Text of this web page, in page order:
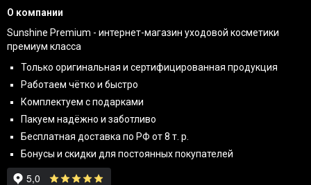
О компании
Sunshine Premium - интернет-магазин уходовой косметики
премиум класса
Только оригинальная и сертифицированная продукция
Работаем чётко и быстро
Комплектуем с подарками
Пакуем надёжно и заботливо
Бесплатная доставка по РФ от 8 т. р.
Бонусы и скидки для постоянных покупателей